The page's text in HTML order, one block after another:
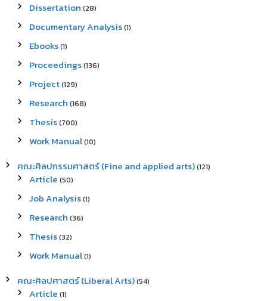
Dissertation (28)
Documentary Analysis(1)
Ebooks(1)
Proceedings(136)
Project(129)
Research (168)
Thesis(700)
Work Manual(10)
คณะศิลปกรรมศาสตร์ (Fine and applied arts)(121)
Article (50)
Job Analysis(1)
Research (36)
Thesis(32)
Work Manual(1)
คณะศิลปศาสตร์ (Liberal Arts)(54)
Article (1)